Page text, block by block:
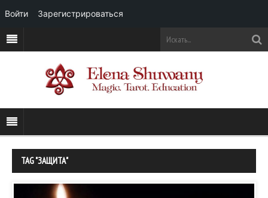
TAG "ЗАЩИТА"
Войти Зарегистрироваться